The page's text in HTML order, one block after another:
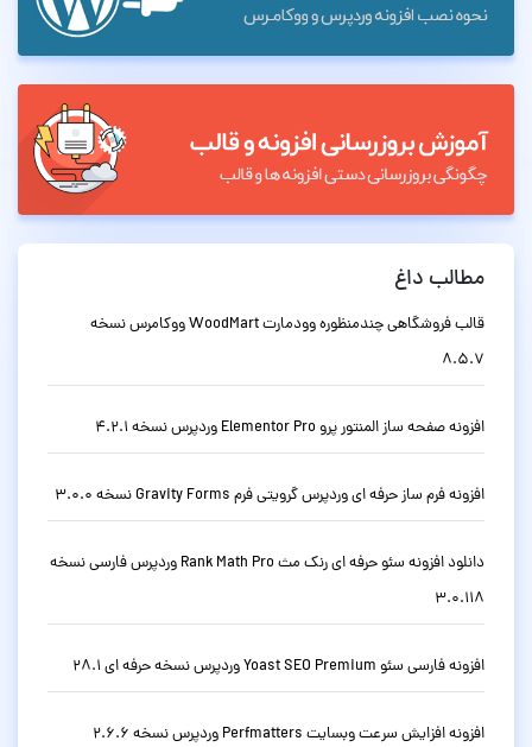
مطالب داغ
قالب فروشگاهی چندمنظوره وودمارت WoodMart ووکامرس نسخه
8.5.7
افزونه صفحه ساز المنتور پرو Elementor Pro وردپرس نسخه 4.2.1
افزونه فرم ساز حرفه ای وردپرس گرویتی فرم Gravity Forms نسخه 3.0.0
دانلود افزونه سئو حرفه ای رنک مث Rank Math Pro وردپرس فارسی نسخه
3.0.118
افزونه فارسی سئو Yoast SEO Premium وردپرس نسخه حرفه ای 28.1
افزونه افزایش سرعت وبسایت Perfmatters وردپرس نسخه 2.6.6